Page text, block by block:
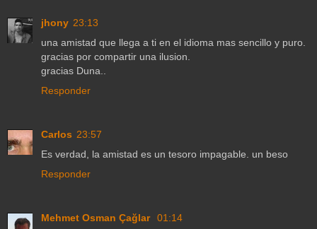
jhony 23:13
una amistad que llega a ti en el idioma mas sencillo y puro.
gracias por compartir una ilusion.
gracias Duna..
Responder
Carlos 23:57
Es verdad, la amistad es un tesoro impagable. un beso
Responder
Mehmet Osman Çağlar 01:14